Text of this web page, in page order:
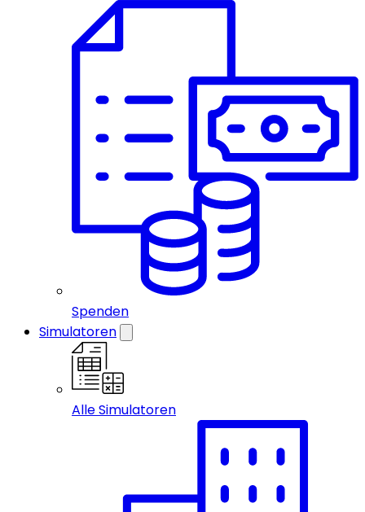
Spenden
Simulatoren
Alle Simulatoren